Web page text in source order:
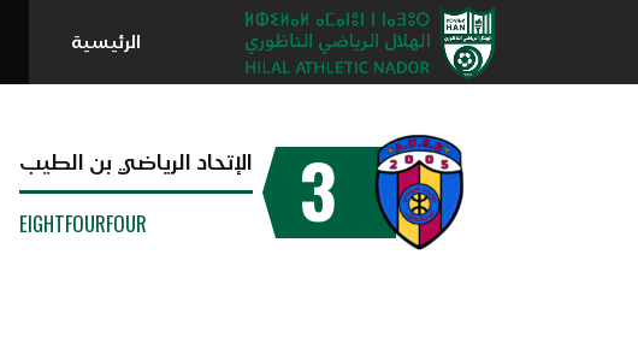
الرئيسية
3 الإتحاد الرياضي بن الطيب
EIGHTFOURFOUR